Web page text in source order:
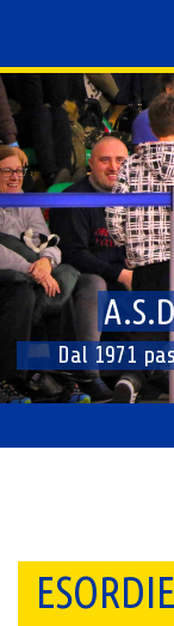
content
Dal 1971